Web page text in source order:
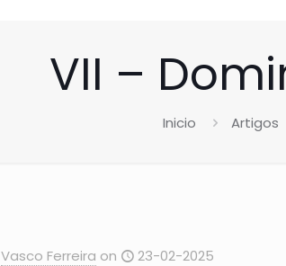
VII –
Inicio Artigos
Vasco Ferreira on 23-02-2025